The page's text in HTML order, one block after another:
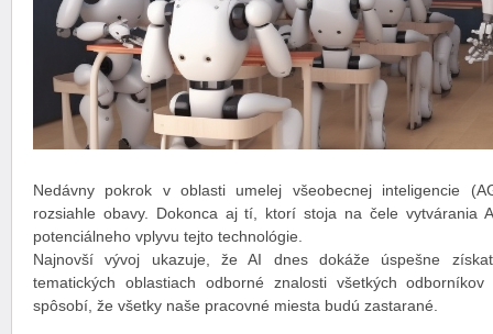
Nedávny pokrok v oblasti umelej všeobecnej inteligencie
rozsiahle obavy. Dokonca aj tí, ktorí stoja na čele vytvárania
potenciálneho vplyvu tejto technológie.
Najnovší vývoj ukazuje, že AI dnes dokáže úspešne
tematických oblastiach odborné znalosti všetkých
spôsobí, že všetky naše pracovné miesta budú zastarané.